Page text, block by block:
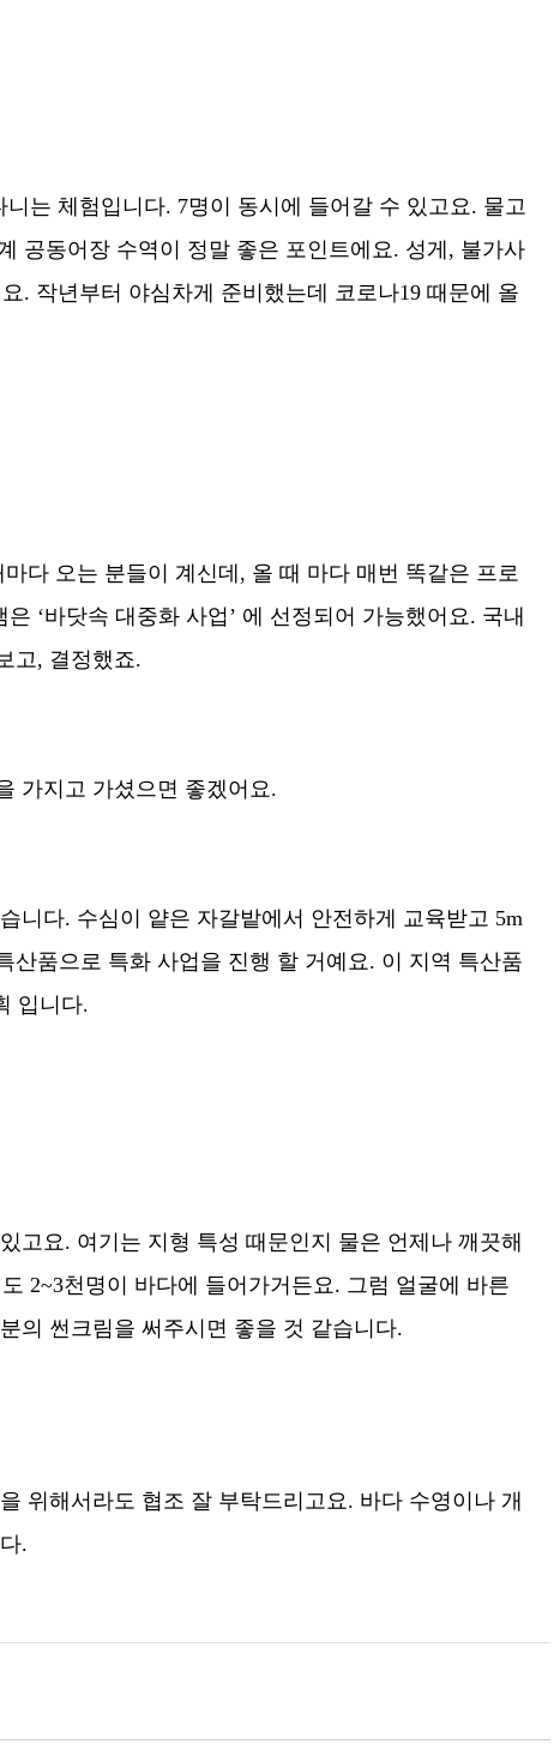
는 체험입니다. 7명이 동시에 들어갈 수 있고요. 물고
공동어장 수역이 정말 좋은 포인트에요. 성게, 불가사
. 작년부터 야심차게 준비했는데 코로나19 때문에 올
다 오는 분들이 계신데, 올 때 마다 매번 똑같은 프로
‘바닷속 대중화 사업’ 에 선정되어 가능했어요. 국내
고, 결정했죠.
가지고 가셨으면 좋겠어요.
니다. 수심이 얕은 자갈밭에서 안전하게 교육받고 5m
산품으로 특화 사업을 진행 할 거예요. 이 지역 특산품
입니다.
고요. 여기는 지형 특성 때문인지 물은 언제나 깨끗해
2~3천명이 바다에 들어가거든요. 그럼 얼굴에 바른
의 썬크림을 써주시면 좋을 것 같습니다.
위해서라도 협조 잘 부탁드리고요. 바다 수영이나 개
.